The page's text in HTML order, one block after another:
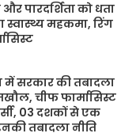
पारदर्शिता को धता
स्वास्थ्य महकमा, रिंग
में सरकार की तबादला
चीफ फार्मासिस्ट
03 दशकों से एक
तबादला नीति